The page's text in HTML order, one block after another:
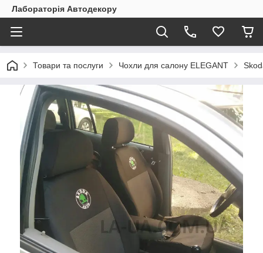
Лабораторія Автодекору
Товари та послуги Чохли для салону ELEGANT